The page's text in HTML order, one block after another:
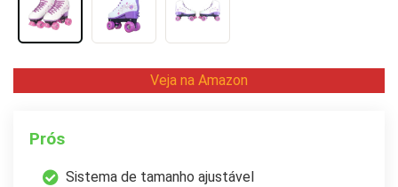
Veja na Amazon
Prós
Sistema de tamanho ajustável